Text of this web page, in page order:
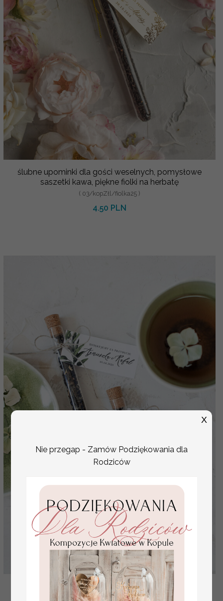
ślubne upominki dla gości weselnych, pomysłowe
saszetki kawa, piękne fiolki na herbatę
( 03/kopZłl/fiolka25 )
4.50 PLN
podziękowanie za przybycie na uroczystość
zawierające herbatę lub kawę
Nie przegap - Zamów Podziękowania dla
Rodziców
X